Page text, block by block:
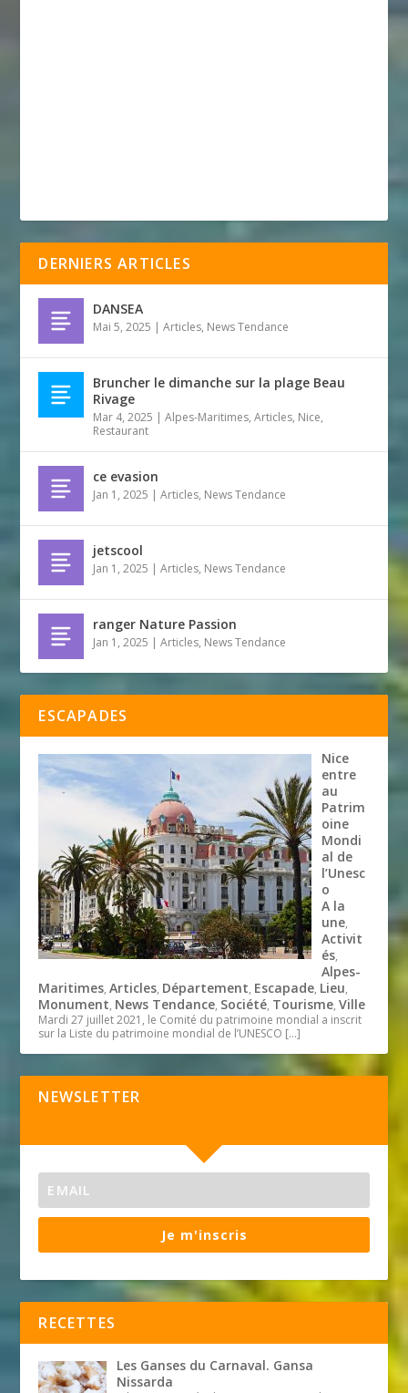
DERNIERS ARTICLES
DANSEA
Mai 5, 2025 |Articles, News Tendance
Bruncher le dimanche sur la plage Beau
Rivage
Mar 4, 2025 |Alpes-Maritimes,Articles, Nice,
Restaurant
ce evasion
Jan 1, 2025 |Articles, News Tendance
jetscool
Jan 1, 2025 |Articles, News Tendance
ranger Nature Passion
Jan 1, 2025 |Articles, News Tendance
ESCAPADES
Nice
entre
au
Patrim
oine
Mondi
al de
l’Unesc
o
A la
une,
Activit
és,
Alpes-
Maritimes,Articles, Département, Escapade, Lieu,
Monument, News Tendance, Société, Tourisme,Ville
Mardi 27 juillet 2021, le Comité du patrimoine mondial a inscrit
sur la Liste du patrimoine mondial de l’UNESCO […]
NEWSLETTER
Je m'inscris
RECETTES
Les Ganses du Carnaval. Gansa
Nissarda